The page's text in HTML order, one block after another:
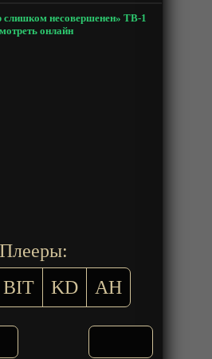
слишком несовершенен» ТВ-1
онлайн
Плееры:
BIT KD AH